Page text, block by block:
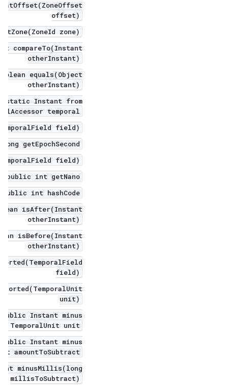
atOffset(ZoneOffset
offset)
zone)
compareTo(Instant
otherInstant)
equals(Object
otherInstant)
static Instant from(
temporal)
field)
getEpochSecond()
field)
public int getNano()
public int hashCode()
isAfter(Instant
otherInstant)
isBefore(Instant
otherInstant)
field)
unit)
public Instant minus(
TemporalUnit unit)
public Instant minus(
amountToSubtract)
minusMillis(long
millisToSubtract)